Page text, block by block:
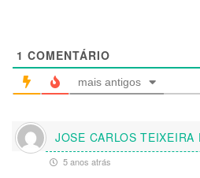
1 COMENTÁRIO
mais antigos
JOSE CARLOS TEIXEIRA
5 anos atrás